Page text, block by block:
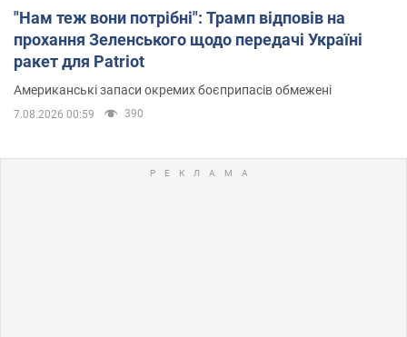
"Нам теж вони потрібні": Трамп відповів на
прохання Зеленського щодо передачі Україні
ракет для Patriot
Американські запаси окремих боєприпасів обмежені
7.08.2026 00:59 390